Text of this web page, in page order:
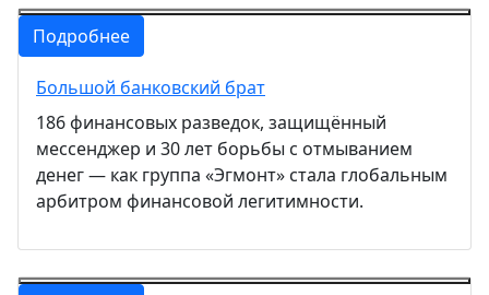
Подробнее
Большой банковский брат
186 финансовых разведок, защищённый
мессенджер и 30 лет борьбы с отмыванием
денег — как группа «Эгмонт» стала глобальным
арбитром финансовой легитимности.